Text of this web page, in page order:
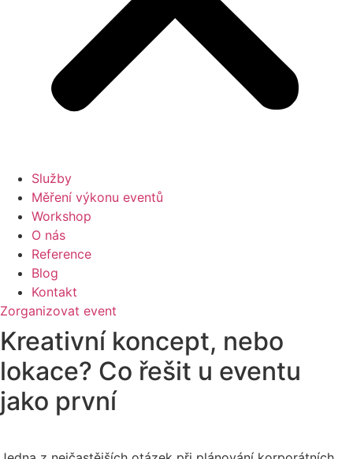
Služby
Měření výkonu eventů
Workshop
O nás
Reference
Blog
Kontakt
Zorganizovat event
Kreativní koncept, nebo
lokace? Co řešit u eventu
jako první